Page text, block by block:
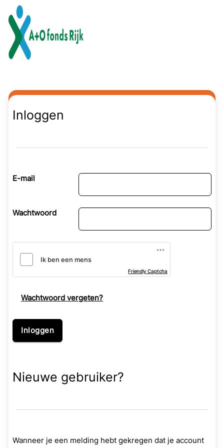
Naar hoofdinhoud
Inloggen
E-mail
Wachtwoord
Friendly Captcha
Wachtwoord vergeten?
Nieuwe gebruiker?
Wanneer je een melding hebt gekregen dat je account